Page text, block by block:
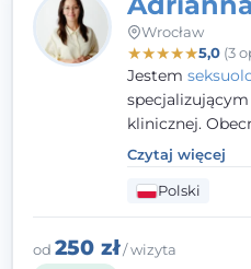
Wrocław
★★★★★5,0(3
Jestem
klinicznej.
szkolenia na
systemowego.
nadzwyczajnego Wielkopolskiego
Towarzystwa
należę do
Czytaj więcej
Polski
od 250 zł/ wizyta